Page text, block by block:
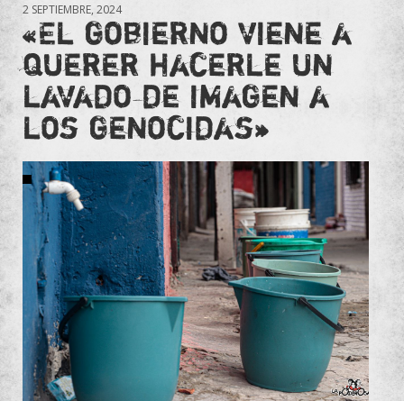
2 SEPTIEMBRE, 2024
«El gobierno viene a
querer hacerle un
lavado de imagen a
los genocidas»